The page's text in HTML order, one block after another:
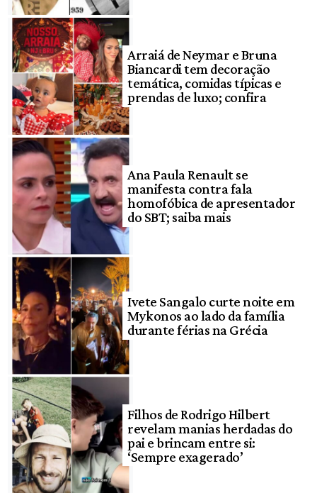
Arraiá de Neymar e Bruna
Biancardi tem decoração
temática, comidas típicas e
prendas de luxo; confira
Ana Paula Renault se
manifesta contra fala
homofóbica de apresentador
do SBT; saiba mais
Ivete Sangalo curte noite em
Mykonos ao lado da família
durante férias na Grécia
Filhos de Rodrigo Hilbert
revelam manias herdadas do
pai e brincam entre si:
‘Sempre exagerado’